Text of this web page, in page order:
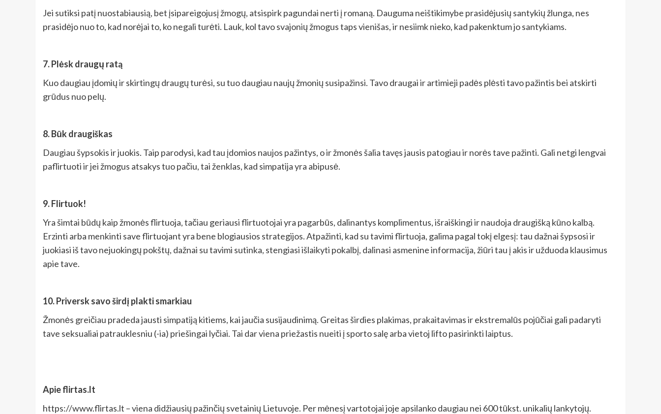
Jei sutiksi patį nuostabiausią, bet įsipareigojusį žmogų, atsispirk pagundai nerti į romaną. Dauguma neištikimybe prasidėjusių santykių žlunga, nes
prasidėjo nuo to, kad norėjai to, ko negali turėti. Lauk, kol tavo svajonių žmogus taps vienišas, ir nesiimk nieko, kad pakenktum jo santykiams.
7. Plėsk draugų ratą
Kuo daugiau įdomių ir skirtingų draugų turėsi, su tuo daugiau naujų žmonių susipažinsi. Tavo draugai ir artimieji padės plėsti tavo pažintis bei atskirti
grūdus nuo pelų.
8. Būk draugiškas
Daugiau šypsokis ir juokis. Taip parodysi, kad tau įdomios naujos pažintys, o ir žmonės šalia tavęs jausis patogiau ir norės tave pažinti. Gali netgi lengvai
paflirtuoti ir jei žmogus atsakys tuo pačiu, tai ženklas, kad simpatija yra abipusė.
9. Flirtuok!
Yra šimtai būdų kaip žmonės flirtuoja, tačiau geriausi flirtuotojai yra pagarbūs, dalinantys komplimentus, išraiškingi ir naudoja draugišką kūno kalbą.
Erzinti arba menkinti save flirtuojant yra bene blogiausios strategijos. Atpažinti, kad su tavimi flirtuoja, galima pagal tokį elgesį: tau dažnai šypsosi ir
juokiasi iš tavo nejuokingų pokštų, dažnai su tavimi sutinka, stengiasi išlaikyti pokalbį, dalinasi asmenine informacija, žiūri tau į akis ir užduoda klausimus
apie tave.
10. Priversk savo širdį plakti smarkiau
Žmonės greičiau pradeda jausti simpatiją kitiems, kai jaučia susijaudinimą. Greitas širdies plakimas, prakaitavimas ir ekstremalūs pojūčiai gali padaryti
tave seksualiai patrauklesniu (-ia) priešingai lyčiai. Tai dar viena priežastis nueiti į sporto salę arba vietoj lifto pasirinkti laiptus.
Apie flirtas.lt
https://www.flirtas.lt – viena didžiausių pažinčių svetainių Lietuvoje. Per mėnesį vartotojai joje apsilanko daugiau nei 600 tūkst. unikalių lankytojų.